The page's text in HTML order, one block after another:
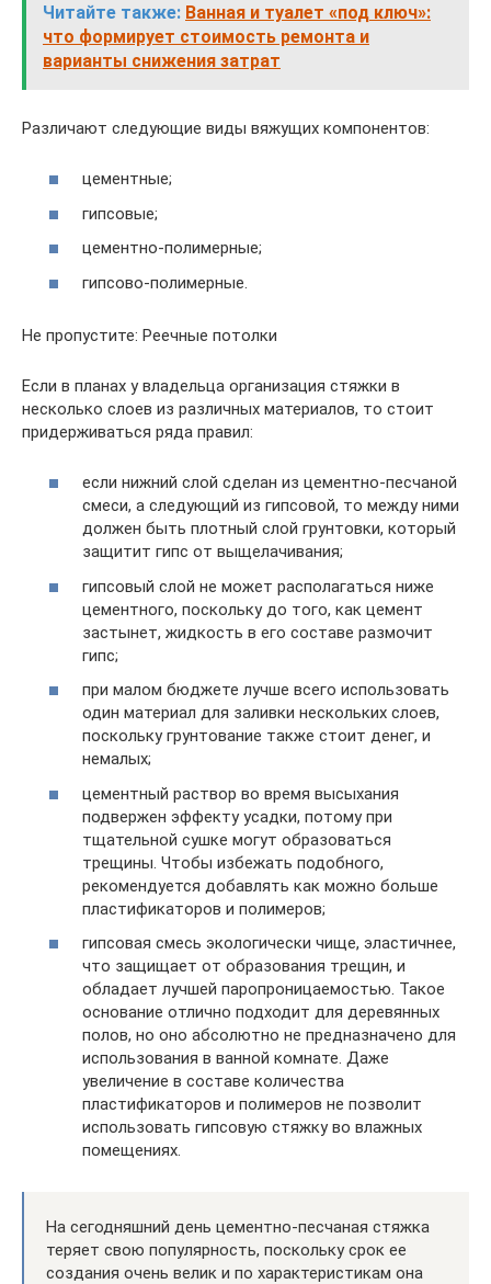
Читайте также: Ванная и туалет «под ключ»:
что формирует стоимость ремонта и
варианты снижения затрат
Различают следующие виды вяжущих компонентов:
цементные;
гипсовые;
цементно-полимерные;
гипсово-полимерные.
Не пропустите: Реечные потолки
Если в планах у владельца организация стяжки в
несколько слоев из различных материалов, то стоит
придерживаться ряда правил:
если нижний слой сделан из цементно-песчаной
смеси, а следующий из гипсовой, то между ними
должен быть плотный слой грунтовки, который
защитит гипс от выщелачивания;
гипсовый слой не может располагаться ниже
цементного, поскольку до того, как цемент
застынет, жидкость в его составе размочит
гипс;
при малом бюджете лучше всего использовать
один материал для заливки нескольких слоев,
поскольку грунтование также стоит денег, и
немалых;
цементный раствор во время высыхания
подвержен эффекту усадки, потому при
тщательной сушке могут образоваться
трещины. Чтобы избежать подобного,
рекомендуется добавлять как можно больше
пластификаторов и полимеров;
гипсовая смесь экологически чище, эластичнее,
что защищает от образования трещин, и
обладает лучшей паропроницаемостью. Такое
основание отлично подходит для деревянных
полов, но оно абсолютно не предназначено для
использования в ванной комнате. Даже
увеличение в составе количества
пластификаторов и полимеров не позволит
использовать гипсовую стяжку во влажных
помещениях.
На сегодняшний день цементно-песчаная стяжка
теряет свою популярность, поскольку срок ее
создания очень велик и по характеристикам она